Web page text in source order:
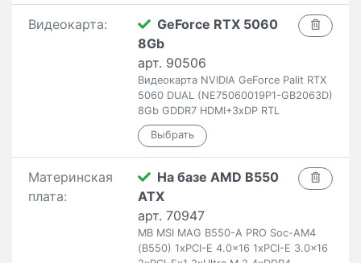
Видеокарта:
GeForce RTX 5060
8Gb
арт. 90506
Видеокарта NVIDIA GeForce Palit RTX
5060 DUAL (NE75060019P1-GB2063D)
8Gb GDDR7 HDMI+3xDP RTL
Материнская
плата:
На базе AMD B550
ATX
арт. 70947
MB MSI MAG B550-A PRO Soc-AM4
(B550) 1xPCI-E 4.0x16 1xPCI-E 3.0x16